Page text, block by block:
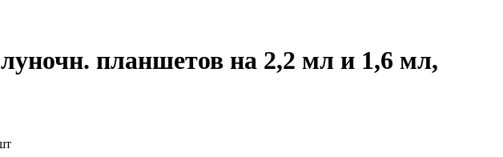
планшетов на 2,2 мл и 1,6 мл,